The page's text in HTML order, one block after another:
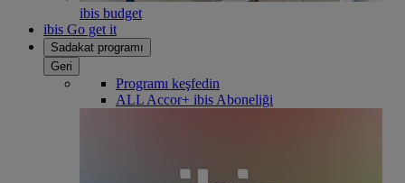
ibis budget
ibis Go get it
Sadakat programı
Geri
Programı keşfedin
ALL Accor+ ibis Aboneliği